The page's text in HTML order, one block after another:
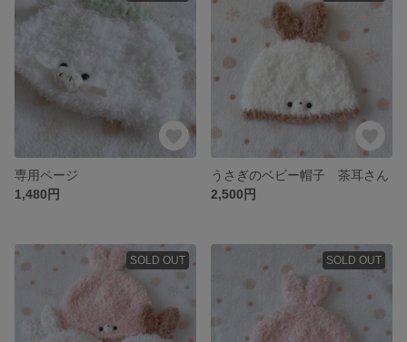
専用ページ
1,480円
うさぎのベビー帽子 茶耳さん
2,500円
SOLD OUT SOLD OUT